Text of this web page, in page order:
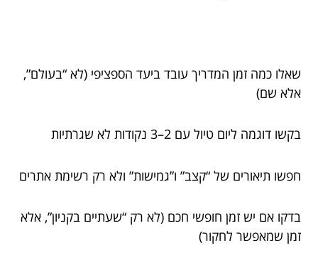
שאלו כמה זמן המדריך עובד ביעד הספציפי (לא “בעולם”,
אלא שם)
בקשו דוגמה ליום טיול עם 2–3 נקודות לא שגרתיות
חפשו תיאורים של “קצב” ו”גמישות” ולא רק רשימת אתרים
בדקו אם יש זמן חופשי חכם (לא רק “שעתיים בקניון”, אלא
זמן שמאפשר לחקור)